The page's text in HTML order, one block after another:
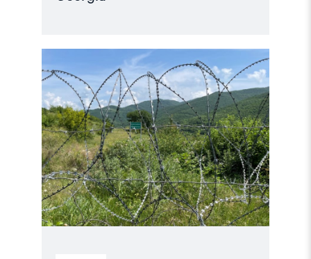
article
"16
år
siden
Georgia-
krigen"